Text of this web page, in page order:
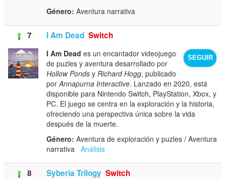
Género: Aventura narrativa
7 I Am Dead Switch
SEGUIR
I Am Dead es un encantador videojuego
de puzles y aventura desarrollado por
Hollow Ponds y Richard Hogg, publicado
porAnnapurna Interactive. Lanzado en 2020, está
disponible para Nintendo Switch, PlayStation, Xbox, y
PC. El juego se centra en la exploración y la historia,
ofreciendo una perspectiva única sobre la vida
después de la muerte.
Género: Aventura de exploración y puzles / Aventura
narrativaAnálisis
8 Syberia Trilogy Switch